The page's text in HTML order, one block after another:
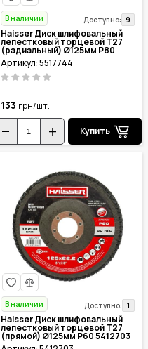
В наличии Доступно: 9
Haisser Диск шлифовальный
лепестковый торцевой Т27
(радиальный) Ø125мм P80
5517744
Артикул: 5517744
133 грн/шт.
Купить
В наличии Доступно: 1
Haisser Диск шлифовальный
лепестковый торцевой Т27
(прямой) Ø125мм P60 5412703